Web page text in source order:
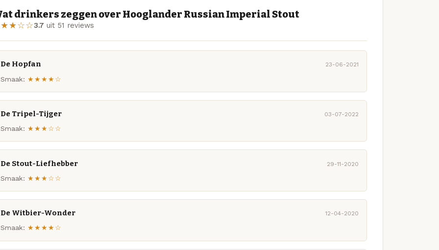
drinkers zeggen over Hooglander Russian Imperial Stout
3.7 uit 51 reviews
De Hopfan 23-06-2021
Smaak: ★★★★☆
De Tripel-Tijger 03-07-2022
Smaak: ★★★☆☆
De Stout-Liefhebber 29-11-2020
Smaak: ★★★☆☆
De Witbier-Wonder 12-04-2020
Smaak: ★★★★☆